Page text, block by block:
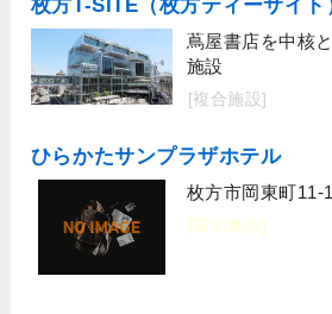
枚方T-SITE（枚方ティーサイト
蔦屋書店を中核
施設
[複合施設]
ひらかたサンプラザホテル
枚方市岡東町11-
[宿泊施設]